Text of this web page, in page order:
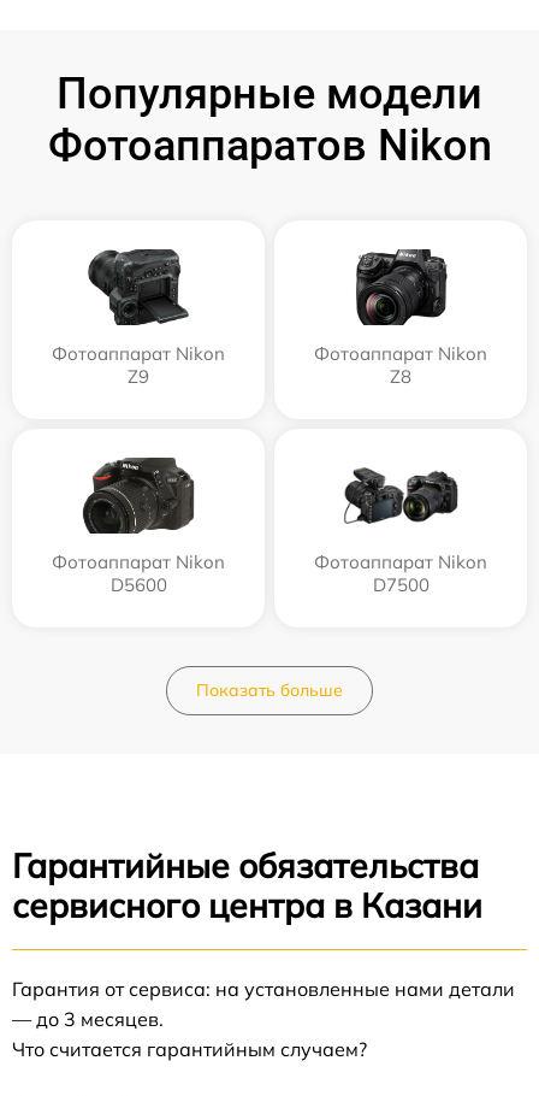
Популярные модели
Фотоаппаратов Nikon
Фотоаппарат Nikon
Z9
Фотоаппарат Nikon
Z8
Фотоаппарат Nikon
D5600
Фотоаппарат Nikon
D7500
Показать больше
Гарантийные обязательства
сервисного центра в Казани
Гарантия от сервиса: на установленные нами детали
— до 3 месяцев.
Что считается гарантийным случаем?